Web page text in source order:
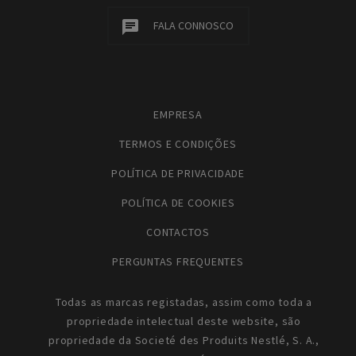
FALA CONNOSCO
EMPRESA
TERMOS E CONDIÇÕES
POLÍTICA DE PRIVACIDADE
POLÍTICA DE COOKIES
CONTACTOS
PERGUNTAS FREQUENTES
Todas as marcas registadas, assim como toda a
propriedade intelectual deste website, são
propriedade da Societé des Produits Nestlé, S. A.,